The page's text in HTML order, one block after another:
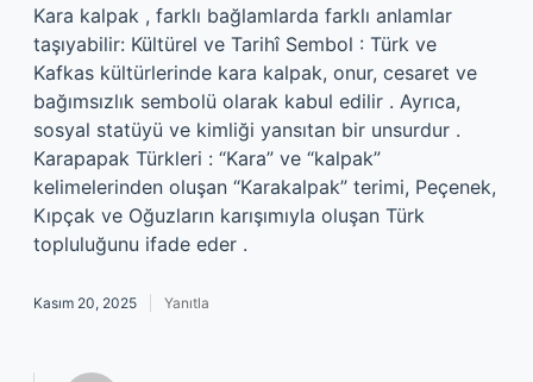
Kara kalpak , farklı bağlamlarda farklı anlamlar
taşıyabilir: Kültürel ve Tarihî Sembol : Türk ve
Kafkas kültürlerinde kara kalpak, onur, cesaret ve
bağımsızlık sembolü olarak kabul edilir . Ayrıca,
sosyal statüyü ve kimliği yansıtan bir unsurdur .
Karapapak Türkleri : “Kara” ve “kalpak”
kelimelerinden oluşan “Karakalpak” terimi, Peçenek,
Kıpçak ve Oğuzların karışımıyla oluşan Türk
topluluğunu ifade eder .
Kasım 20, 2025 Yanıtla